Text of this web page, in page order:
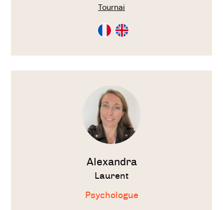
Tournai
Consultation
en
Consultation
en
Voir
Alexandra
Laurent
Psychologue